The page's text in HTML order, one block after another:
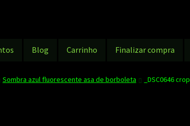
Blog Carrinho Finalizar compra
Sombra azul fluorescente asa de borboleta _DSC0646 crop